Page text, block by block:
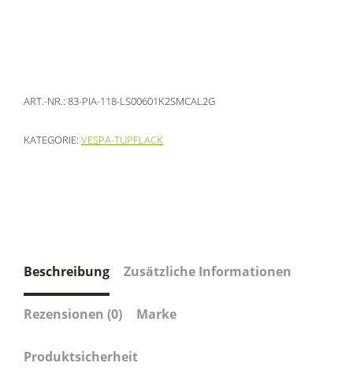
ART.-NR.: 83-PIA-118-LS00601K2SMCAL2G
KATEGORIE: VESPA-TUPFLACK
Beschreibung Zusätzliche Informationen
Rezensionen (0) Marke
Produktsicherheit